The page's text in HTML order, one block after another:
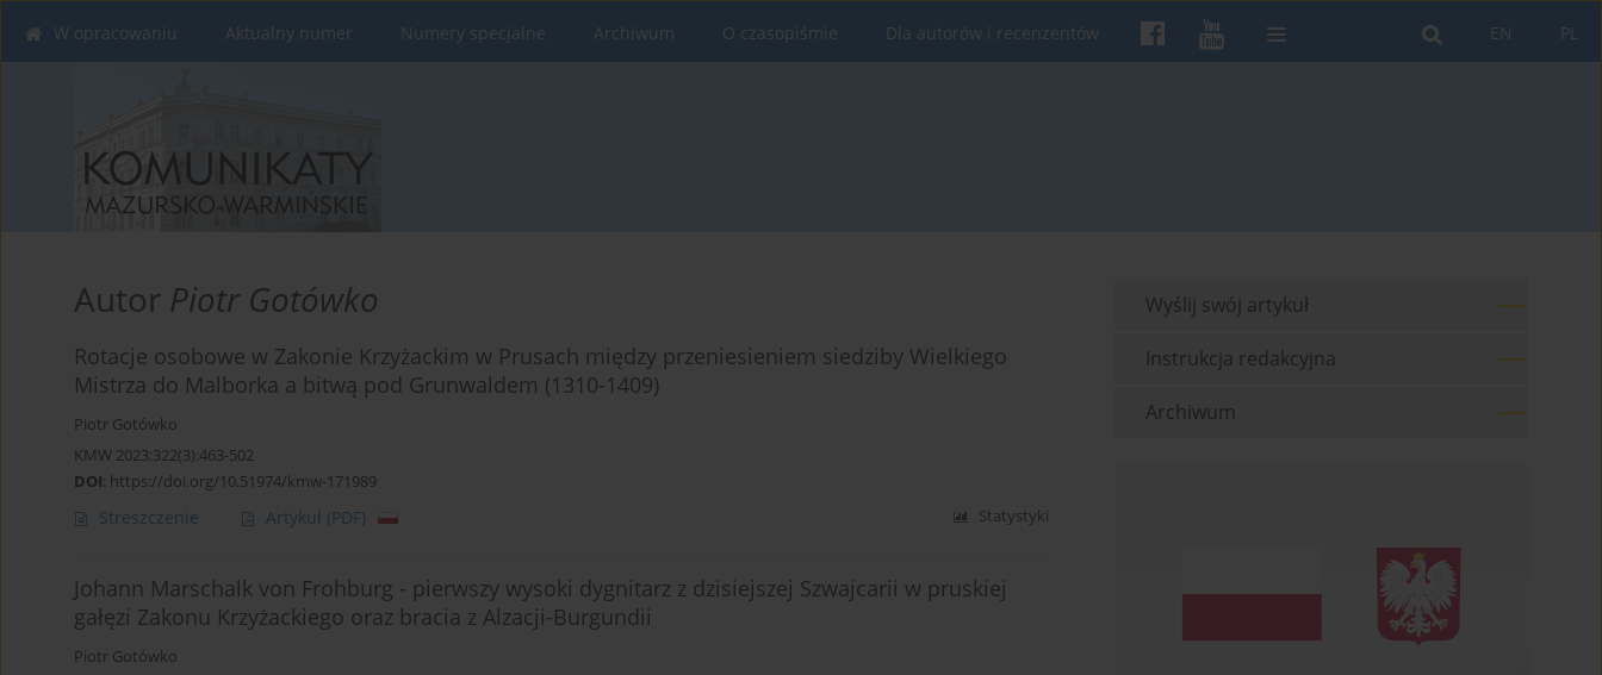
PL
EN
W opracowaniu Aktualny numer Numery specjalne Archiwum O czasopiśmie Dla autorów i recenzentów
Autor Piotr Gotówko
Rotacje osobowe w Zakonie Krzyżackim w Prusach między przeniesieniem siedziby Wielkiego
Mistrza do Malborka a bitwą pod Grunwaldem (1310-1409)
Piotr Gotówko
KMW 2023;322(3):463-502
DOI: https://doi.org/10.51974/kmw-171989
Streszczenie Artykuł (PDF) Statystyki
Johann Marschalk von Frohburg - pierwszy wysoki dygnitarz z dzisiejszej Szwajcarii w pruskiej
gałęzi Zakonu Krzyżackiego oraz bracia z Alzacji-Burgundii
Piotr Gotówko
Wyślij swój artykuł
Instrukcja redakcyjna
Archiwum